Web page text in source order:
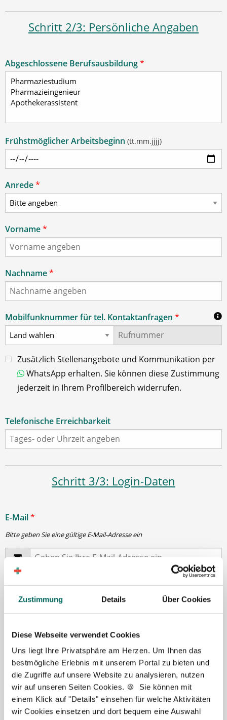
Zustimmung Details Über Cookies
Diese Webseite verwendet Cookies
Uns liegt Ihre Privatsphäre am Herzen. Um Ihnen das
bestmögliche Erlebnis mit unserem Portal zu bieten und
die Zugriffe auf unsere Website zu analysieren, nutzen
wir auf unseren Seiten Cookies. 🍪 Sie können mit
einem Klick auf "Details" einsehen für welche Aktivitäten
wir Cookies einsetzen und dort bequem eine Auswahl
Schritt 2/3: Persönliche Angaben
Abgeschlossene Berufsausbildung*
Frühstmöglicher Arbeitsbeginn (tt.mm.jjjj)
Anrede*
Vorname*
Nachname*
Mobilfunknummer für tel. Kontaktanfragen *
Zusätzlich Stellenangebote und Kommunikation per
WhatsApp erhalten. Sie können diese Zustimmung
jederzeit in Ihrem Profilbereich widerrufen.
Telefonische Erreichbarkeit
Schritt 3/3: Login-Daten
E-Mail*
Bitte geben Sie eine gültige E-Mail-Adresse ein
Passwort*
min. 6 Zeichen
Ihre Angaben und Dokumente sind zu jeder Zeit
sicher. Niemand bis auf Sie und Ihre persönlichen
Betreuer haben Zugriff auf Ihre Daten.
Erst nach Ihrer Freigabezu einem konkreten
Stellenangebot leiten wir Ihre Daten an die von Ihnen
gewünschten Apotheken weiter.